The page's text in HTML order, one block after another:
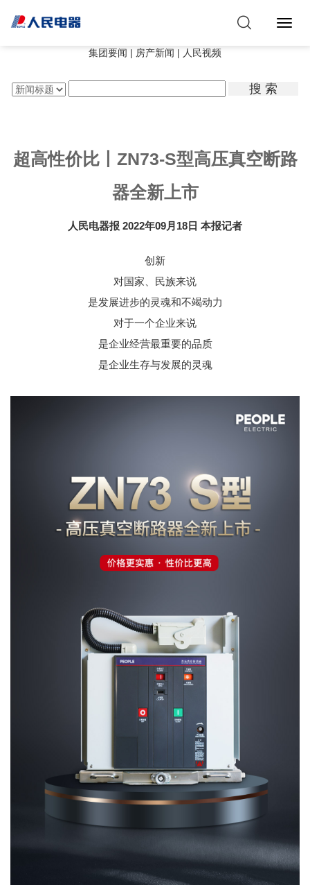
集团要闻 | 房产新闻 | 人民视频
搜 索
超高性价比丨ZN73-S型高压真空断路
器全新上市
人民电器报 2022年09月18日 本报记者
创新
对国家、民族来说
是发展进步的灵魂和不竭动力
对于一个企业来说
是企业经营最重要的品质
是企业生存与发展的灵魂